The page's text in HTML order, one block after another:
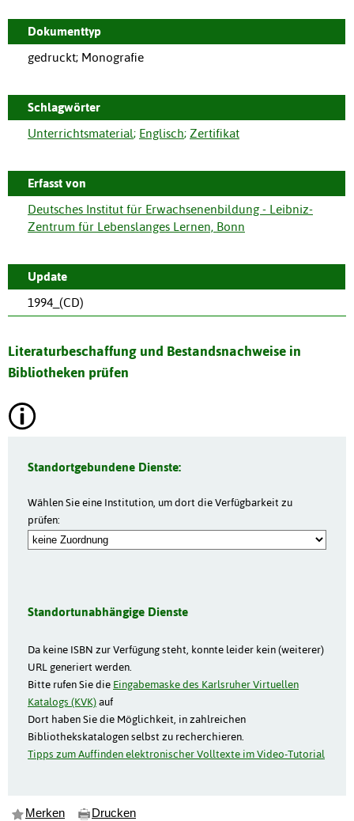
Dokumenttyp
gedruckt; Monografie
Schlagwörter
Unterrichtsmaterial; Englisch; Zertifikat
Erfasst von
Deutsches Institut für Erwachsenenbildung - Leibniz-
Zentrum für Lebenslanges Lernen, Bonn
Update
1994_(CD)
Literaturbeschaffung und Bestandsnachweise in
Bibliotheken prüfen
Standortgebundene Dienste:
Wählen Sie eine Institution, um dort die Verfügbarkeit zu
prüfen:
Standortunabhängige Dienste
Da keine ISBN zur Verfügung steht, konnte leider kein (weiterer)
URL generiert werden.
Bitte rufen Sie die Eingabemaske des Karlsruher Virtuellen
Katalogs (KVK)auf
Dort haben Sie die Möglichkeit, in zahlreichen
Bibliothekskatalogen selbst zu recherchieren.
Tipps zum Auffinden elektronischer Volltexte im Video-Tutorial
Merken Drucken